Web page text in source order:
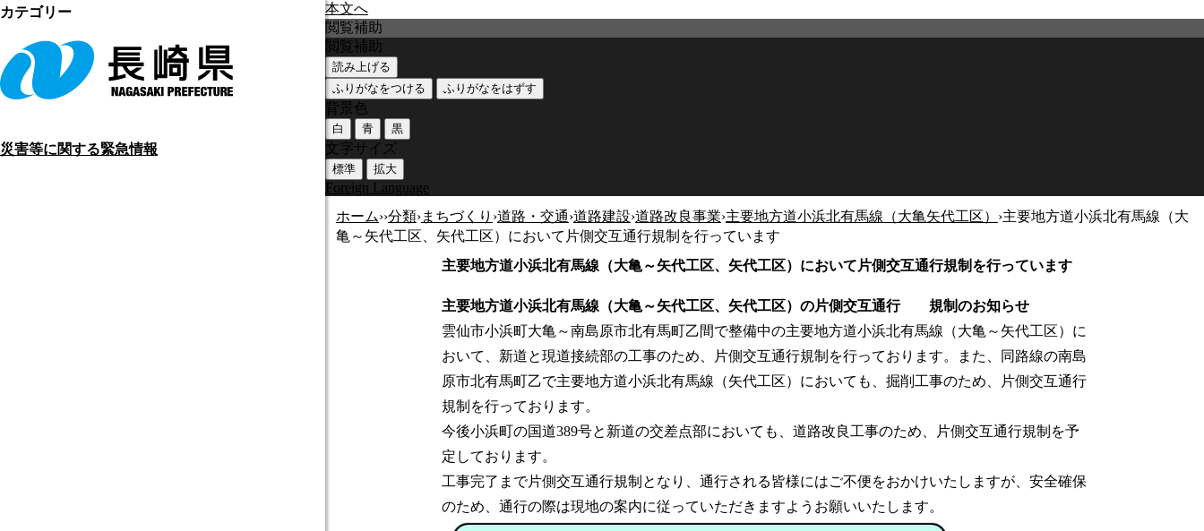
本文へ
災害等に関する緊急情報
閲覧補助
閲覧補助
読み上げる
ふりがなをつける
ふりがなをはずす
背景色
白 青 黒
文字サイズ
標準 拡大
Foreign Language
ホーム››分類›まちづくり ›道路・交通›道路建設›道路改良事業›主要地方道小浜北有馬線（大亀矢代工区） ›主要地方道小浜北有馬線（大
亀～矢代工区、矢代工区）において片側交互通行規制を行っています
主要地方道小浜北有馬線（大亀～矢代工区、矢代工区）において片側交互通行規制を行っています
主要地方道小浜北有馬線（大亀～矢代工区、矢代工区）の片側交互通行 規制のお知らせ
雲仙市小浜町大亀～南島原市北有馬町乙間で整備中の主要地方道小浜北有馬線（大亀～矢代工区）に
おいて、新道と現道接続部の工事のため、片側交互通行規制を行っております。また、同路線の南島
原市北有馬町乙で主要地方道小浜北有馬線（矢代工区）においても、掘削工事のため、片側交互通行
規制を行っております。
今後小浜町の国道389号と新道の交差点部においても、道路改良工事のため、片側交互通行規制を予
定しております。
工事完了まで片側交互通行規制となり、通行される皆様にはご不便をおかけいたしますが、安全確保
のため、通行の際は現地の案内に従っていただきますようお願いいたします。
カテゴリー